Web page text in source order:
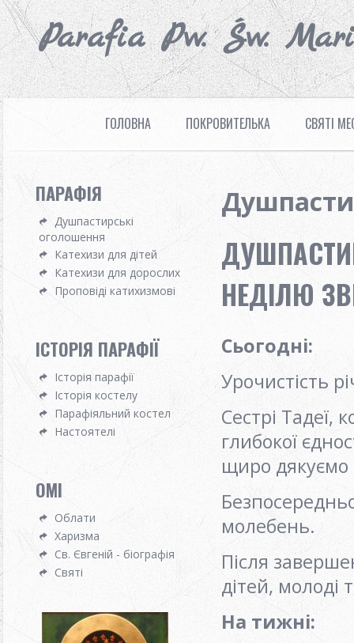
Parafia Pw. Św.
ГОЛОВНА ПОКРОВИТЕЛЬКА СВЯТІ
ПАРАФІЯ
Душпастирські
оголошення
Катехизи для дітей
Катехизи для дорослих
Проповіді катихизмові
ІСТОРІЯ ПАРАФІЇ
Історія парафії
Історія костелу
Парафіяльний костел
Настоятелі
OMI
Облати
Харизма
Св. Євгеній - біографія
Святі
НЕДІЛЮ
Сьогодні:
Урочистість
Сестрі Тадеї,
глибокої
щиро дякуємо
молебень.
Після
дітей, молоді
На тижні: